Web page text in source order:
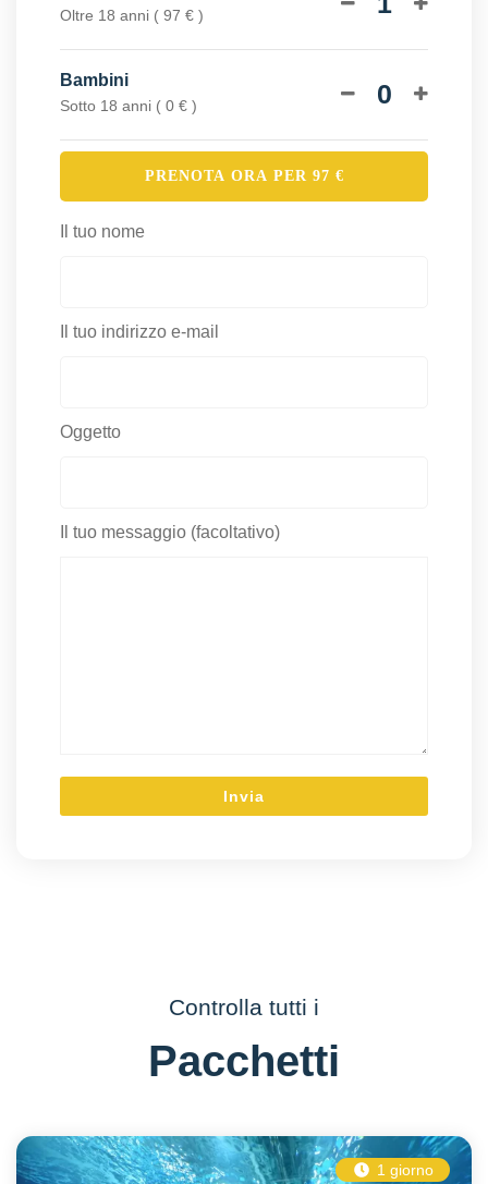
Oltre 18 anni ( 97 € )
Bambini
Sotto 18 anni ( 0 € ) 0
PRENOTA ORA PER 97 €
Il tuo nome
Il tuo indirizzo e-mail
Oggetto
Il tuo messaggio (facoltativo)
Controlla tutti i
Pacchetti
1 giorno